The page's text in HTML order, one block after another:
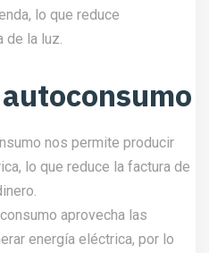
lo que reduce
de la luz.
nos permite producir
lo que reduce la factura de
aprovecha las
energía eléctrica, por lo